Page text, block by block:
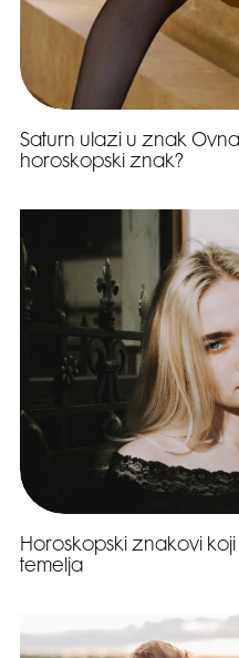
Saturn ulazi u znak
horoskopski znak?
Horoskopski znakovi
temelja